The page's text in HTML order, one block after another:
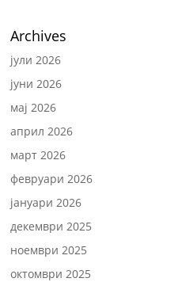
Archives
јули 2026
јуни 2026
мај 2026
април 2026
март 2026
февруари 2026
јануари 2026
декември 2025
ноември 2025
октомври 2025